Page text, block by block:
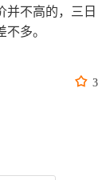
并不高的，三日
多。
 3